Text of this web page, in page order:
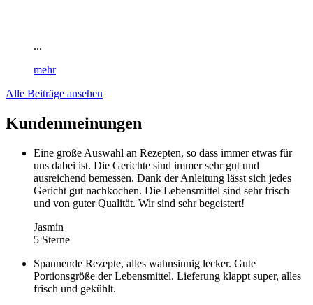
...
mehr
Alle Beiträge ansehen
Kundenmeinungen
Eine große Auswahl an Rezepten, so dass immer etwas für
uns dabei ist. Die Gerichte sind immer sehr gut und
ausreichend bemessen. Dank der Anleitung lässt sich jedes
Gericht gut nachkochen. Die Lebensmittel sind sehr frisch
und von guter Qualität. Wir sind sehr begeistert!
Jasmin
5 Sterne
Spannende Rezepte, alles wahnsinnig lecker. Gute
Portionsgröße der Lebensmittel. Lieferung klappt super, alles
frisch und gekühlt.